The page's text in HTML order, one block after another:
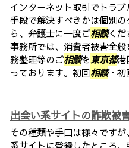
インターネット取引でトラ
手段で解決すべきかは個別
ら、弁護士に一度ご相談くだ
事務所では、消費者被害全
務整理等のご相談を東京都港
っております。初回相談・初
出会い系サイトの詐欺被
その種類や手口は様々です
系サイトに登録したところ、